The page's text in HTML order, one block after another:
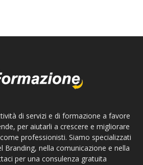
di servizi e di formazione a favore
per aiutarli a crescere e migliorare
professionisti. Siamo specializzati
Branding, nella comunicazione e nella
per una consulenza gratuita